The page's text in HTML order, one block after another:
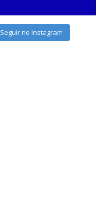
Seguir no Instagram